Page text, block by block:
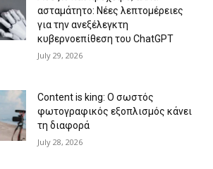
ασταμάτητο: Νέες λεπτομέρειες
για την ανεξέλεγκτη
κυβερνοεπίθεση του ChatGPT
July 29, 2026
Content is king: Ο σωστός
φωτογραφικός εξοπλισμός κάνει
τη διαφορά
July 28, 2026